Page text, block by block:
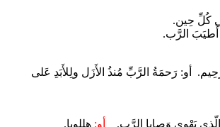
كُلِّ حِين.
أَطيَبَ الرَّب.
أو: رَحمَةُ الرَّبِّ مُنذُ الأَزَل ولِلأَبَدِ عَلى
يَهْوى وَصايا الرَّب. أو: هللويا.